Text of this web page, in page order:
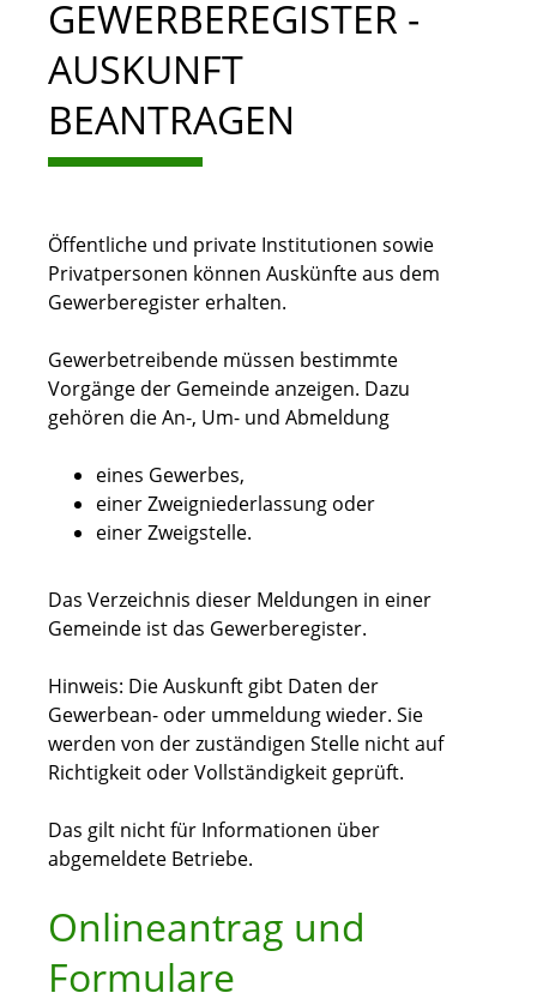
GEWERBEREGISTER -
AUSKUNFT
BEANTRAGEN
Öffentliche und private Institutionen sowie
Privatpersonen können Auskünfte aus dem
Gewerberegister erhalten.
Gewerbetreibende müssen bestimmte
Vorgänge der Gemeinde anzeigen. Dazu
gehören die An-, Um- und Abmeldung
eines Gewerbes,
einer Zweigniederlassung oder
einer Zweigstelle.
Das Verzeichnis dieser Meldungen in einer
Gemeinde ist das Gewerberegister.
Hinweis: Die Auskunft gibt Daten der
Gewerbean- oder ummeldung wieder. Sie
werden von der zuständigen Stelle nicht auf
Richtigkeit oder Vollständigkeit geprüft.
Das gilt nicht für Informationen über
abgemeldete Betriebe.
Onlineantrag und
Formulare